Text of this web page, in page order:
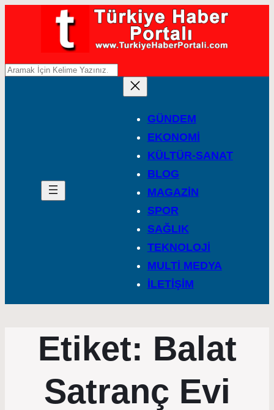
A
GÜNDEM
EKONOMİ
KÜLTÜR-SANAT
BLOG
MAGAZİN
SPOR
SAĞLIK
TEKNOLOJİ
MULTİ MEDYA
İLETİŞİM
Etiket: Balat
Satranç Evi